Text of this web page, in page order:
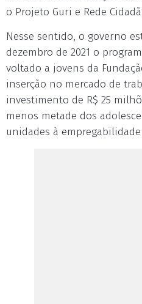
o Projeto Guri e Rede
Nesse sentido, o governo
dezembro de 2021 o
voltado a jovens da
inserção no mercado de
investimento de R$ 25
menos metade dos
unidades à